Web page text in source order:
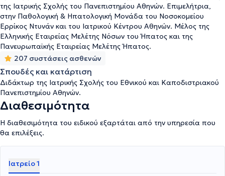
έχει παρευρεθεί σε περισσότερα από 70 ελληνικά και διεθνή
συνέδρια συμμετέχοντας ενεργά ως ομιλήτρια σε θεματικές
σχετικές της εξειδίκευσής της.
της Ιατρικής Σχολής του Πανεπιστημίου Αθηνών. Eπιμελήτρια,
στην Παθολογική & Ηπατολογική Μονάδα του Νοσοκομείου
Ερρίκος Ντυνάν και του Ιατρικού Κέντρου Αθηνών. Μέλος της
Ελληνικής Εταιρείας Μελέτης Νόσων του Ήπατος και της
Πανευρωπαϊκής Εταιρείας Μελέτης Ήπατος.
207 συστάσεις ασθενών
Σπουδές και κατάρτιση
Διδάκτωρ της Ιατρικής Σχολής του Εθνικού και Καποδιστριακού
Πανεπιστημίου Αθηνών.
Διαθεσιμότητα
Η διαθεσιμότητα του ειδικού εξαρτάται από την υπηρεσία που
θα επιλέξεις.
Ιατρείο 1